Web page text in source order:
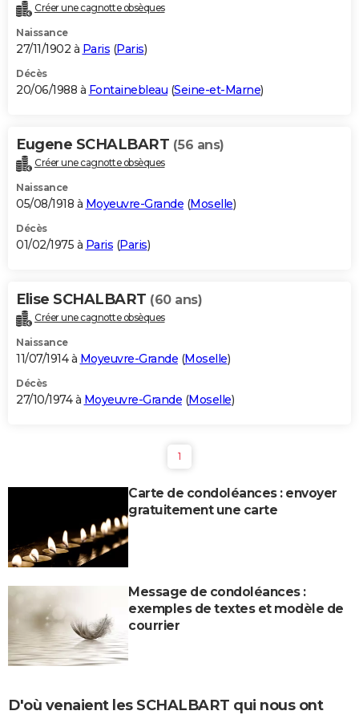
Créer une cagnotte obsèques
Naissance
27/11/1902 à Paris (Paris)
Décès
20/06/1988 à Fontainebleau (Seine-et-Marne)
Eugene SCHALBART (56 ans)
Créer une cagnotte obsèques
Naissance
05/08/1918 à Moyeuvre-Grande (Moselle)
Décès
01/02/1975 à Paris (Paris)
Elise SCHALBART (60 ans)
Créer une cagnotte obsèques
Naissance
11/07/1914 à Moyeuvre-Grande (Moselle)
Décès
27/10/1974 à Moyeuvre-Grande (Moselle)
1
Carte de condoléances : envoyer
gratuitement une carte
Message de condoléances :
exemples de textes et modèle de
courrier
D'où venaient les SCHALBART qui nous ont